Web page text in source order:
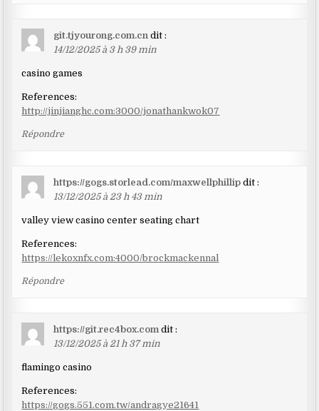
git.tjyourong.com.cn dit :
14/12/2025 à 3 h 39 min
casino games
References:
http://jinjianghc.com:3000/jonathankwok07
Répondre
https://gogs.storlead.com/maxwellphillip dit :
13/12/2025 à 23 h 43 min
valley view casino center seating chart
References:
https://lekoxnfx.com:4000/brockmackennal
Répondre
https://git.rec4box.com dit :
13/12/2025 à 21 h 37 min
flamingo casino
References:
https://gogs.551.com.tw/andragye21641